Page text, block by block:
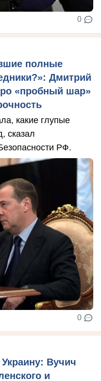
0
полные
Дмитрий
«пробный шар»
какие глупые
сказал
РФ.
0
Вучич
и